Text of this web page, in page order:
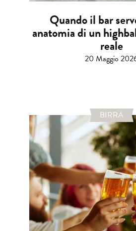
Quando il bar
anatomia di un
reale
20 Maggio
BIRRA